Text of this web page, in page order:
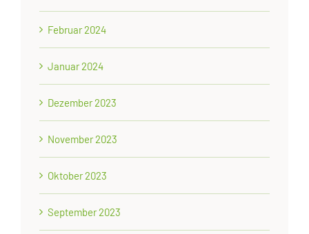
Februar 2024
Januar 2024
Dezember 2023
November 2023
Oktober 2023
September 2023